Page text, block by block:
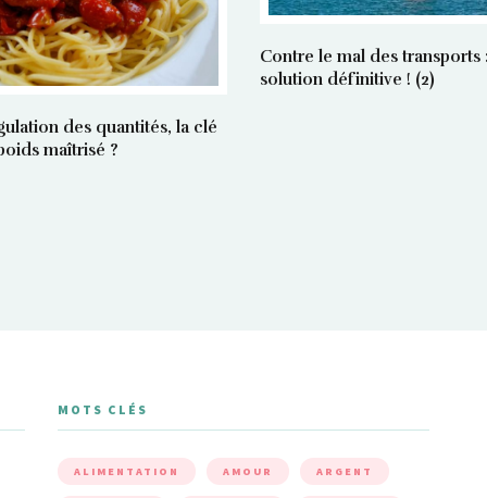
des quantités, la clé
maîtrisé ?
Contre le mal des transports
solution définitive ! (2)
MOTS CLÉS
ALIMENTATION AMOUR ARGENT